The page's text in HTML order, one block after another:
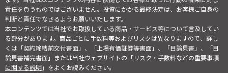
責任を負うものではございません。投資にかかる最終決定は、お客様ご自身の
判断と責任でなさるようお願いいたします。
本コンテンツでは当社でお取扱している商品・サービス等について言及してい
る部分があります。商品ごとに手数料等およびリスクは異なりますので、詳し
くは「契約締結前交付書面」、「上場有価証券等書面」、「目論見書」、「目
論見書補完書面」または当社ウェブサイトの「リスク・手数料などの重要事項
に関する説明」をよくお読みください。